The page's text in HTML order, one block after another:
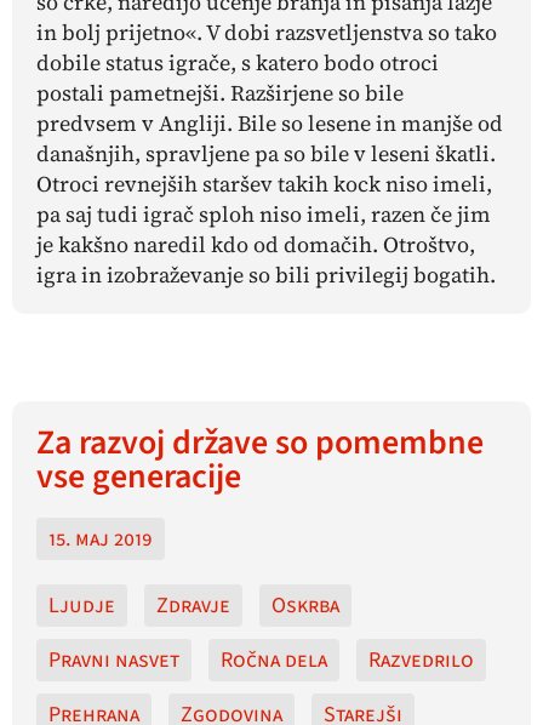
in bolj prijetno«. V dobi razsvetljenstva so tako
dobile status igrače, s katero bodo otroci
postali pametnejši. Razširjene so bile
predvsem v Angliji. Bile so lesene in manjše od
današnjih, spravljene pa so bile v leseni škatli.
Otroci revnejših staršev takih kock niso imeli,
pa saj tudi igrač sploh niso imeli, razen če jim
je kakšno naredil kdo od domačih. Otroštvo,
igra in izobraževanje so bili privilegij bogatih.
Za razvoj države so pomembne
vse generacije
15. maj 2019
Ljudje Zdravje
Oskrba
Pravni nasvet
Ročna dela
Razvedrilo
Prehrana
Zgodovina
Starejši